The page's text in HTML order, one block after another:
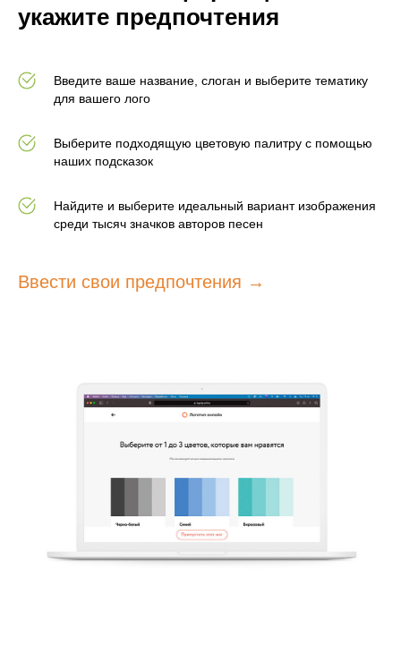
укажите предпочтения
Введите ваше название, слоган и выберите тематику
для вашего лого
Выберите подходящую цветовую палитру с помощью
наших подсказок
Найдите и выберите идеальный вариант изображения
среди тысяч значков авторов песен
Ввести свои предпочтения